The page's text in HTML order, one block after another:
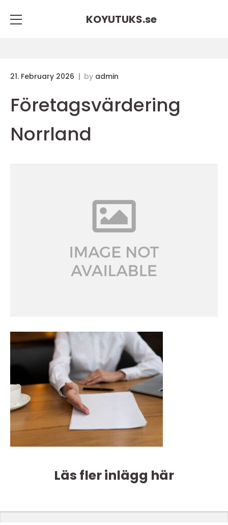
KOYUTUKS.se
21. February 2026 by admin
Företagsvärdering
Norrland
Läs fler inlägg här